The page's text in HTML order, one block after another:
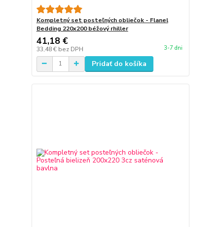
Kompletný set posteľných obliečok - Flanel
Bedding 220x200 béžový rhiller
41,18 €
33,48 € bez DPH 3-7 dni
Pridať do košíka